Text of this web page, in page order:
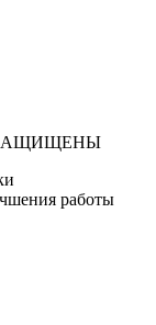
ЗАЩИЩЕНЫ
работы